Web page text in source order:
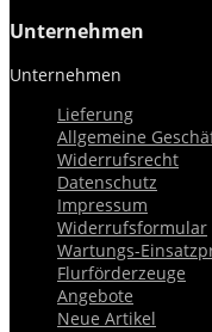
Unternehmen
Unternehmen
Lieferung
Allgemeine
Widerrufsrecht
Datenschutz
Impressum
Widerrufsformular
Wartungs-
Flurförderzeuge
Angebote
Neue Artikel